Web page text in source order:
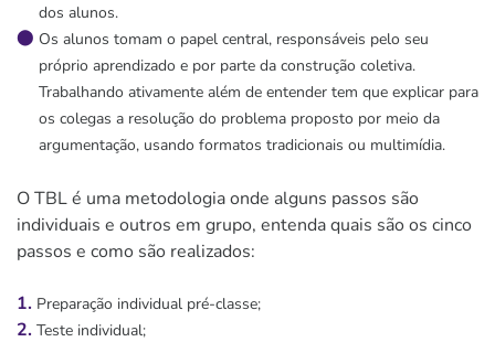
dos alunos.
Os alunos tomam o papel central, responsáveis pelo seu
próprio aprendizado e por parte da construção coletiva.
Trabalhando ativamente além de entender tem que explicar para
os colegas a resolução do problema proposto por meio da
argumentação, usando formatos tradicionais ou multimídia.
O TBL é uma metodologia onde alguns passos são
individuais e outros em grupo, entenda quais são os cinco
passos e como são realizados:
Preparação individual pré-classe;
Teste individual;